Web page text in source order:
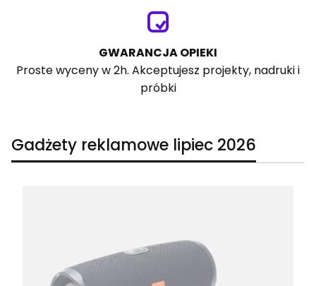
GWARANCJA OPIEKI
Proste wyceny w 2h. Akceptujesz projekty, nadruki i
próbki
Gadżety reklamowe lipiec 2026